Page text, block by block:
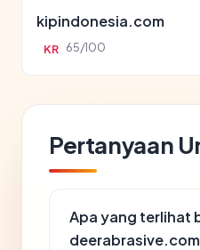
kipindonesia.com
KR 65/100
Pertanyaan
Apa yang terlihat